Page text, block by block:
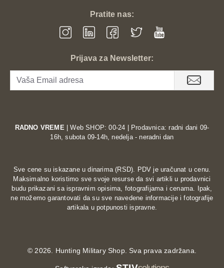
Pratite nas:
Prijava za Newsletter:
RADNO VREME| Web SHOP: 00-24 | Prodavnica: radni dani 09-
16h, subota 09-14h, nedelja - neradni dan
Sve cene su iskazane u dinarima (RSD). PDV je uračunat u cenu.
Maksimalno koristimo sve svoje resurse da svi artikli u prodavnici
budu prikazani sa ispravnim opisima, fotografijama i cenama. Ipak,
ne možemo garantovati da su sve navedene informacije i fotografije
artikala u potpunosti ispravne.
©2026. Hunting Military Shop. Sva prava zadržana.